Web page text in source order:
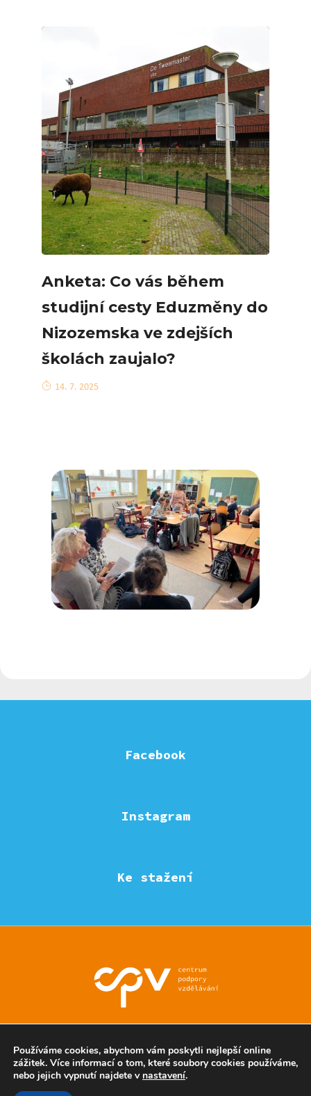
Anketa: Co vás během
studijní cesty Eduzměny do
Nizozemska ve zdejších
školách zaujalo?
14. 7. 2025
Facebook
Instagram
Ke stažení
Používáme cookies, abychom vám poskytli nejlepší online
zážitek. Více informací o tom, které soubory cookies používáme,
nebo jejich vypnutí najdete v nastavení.